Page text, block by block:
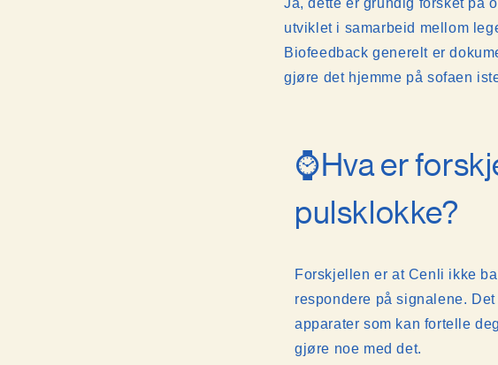
utviklet i samarbeid mellom
Biofeedback generelt er
gjøre det hjemme på sofaen
⌚️Hva er
pulsklokke?
Forskjellen er at Cenli ikke
respondere på signalene.
apparater som kan fortelle
gjøre noe med det.